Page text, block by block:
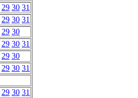
29 30 31
29 30 31
29 30
29 30 31
29 30
29 30 31
29 30 31